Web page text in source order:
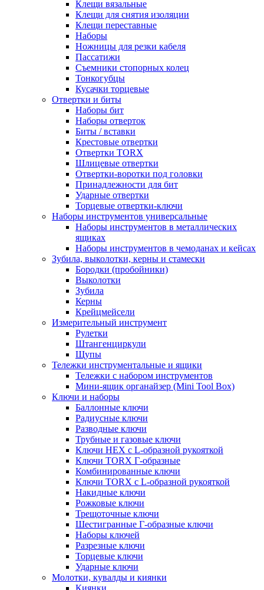
Клещи вязальные
Клещи для снятия изоляции
Клещи переставные
Наборы
Ножницы для резки кабеля
Пассатижи
Съемники стопорных колец
Тонкогубцы
Кусачки торцевые
Отвертки и биты
Наборы бит
Наборы отверток
Биты / вставки
Крестовые отвертки
Отвертки TORX
Шлицевые отвертки
Отвертки-воротки под головки
Принадлежности для бит
Ударные отвертки
Торцевые отвертки-ключи
Наборы инструментов универсальные
Наборы инструментов в металлических
ящиках
Наборы инструментов в чемоданах и кейсах
Зубила, выколотки, керны и стамески
Бородки (пробойники)
Выколотки
Зубила
Керны
Крейцмейсели
Измерительный инструмент
Рулетки
Штангенциркули
Щупы
Тележки инструментальные и ящики
Тележки с набором инструментов
Мини-ящик органайзер (Mini Tool Box)
Ключи и наборы
Баллонные ключи
Радиусные ключи
Разводные ключи
Трубные и газовые ключи
Ключи HEX с L-образной рукояткой
Ключи TORX Г-образные
Комбинированные ключи
Ключи TORX с L-образной рукояткой
Накидные ключи
Рожковые ключи
Трещоточные ключи
Шестигранные Г-образные ключи
Наборы ключей
Разрезные ключи
Торцевые ключи
Ударные ключи
Молотки, кувалды и киянки
Киянки